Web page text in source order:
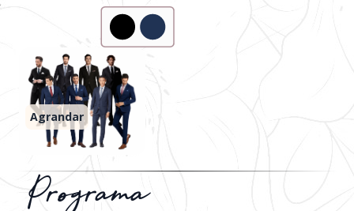
Agrandar
Programa